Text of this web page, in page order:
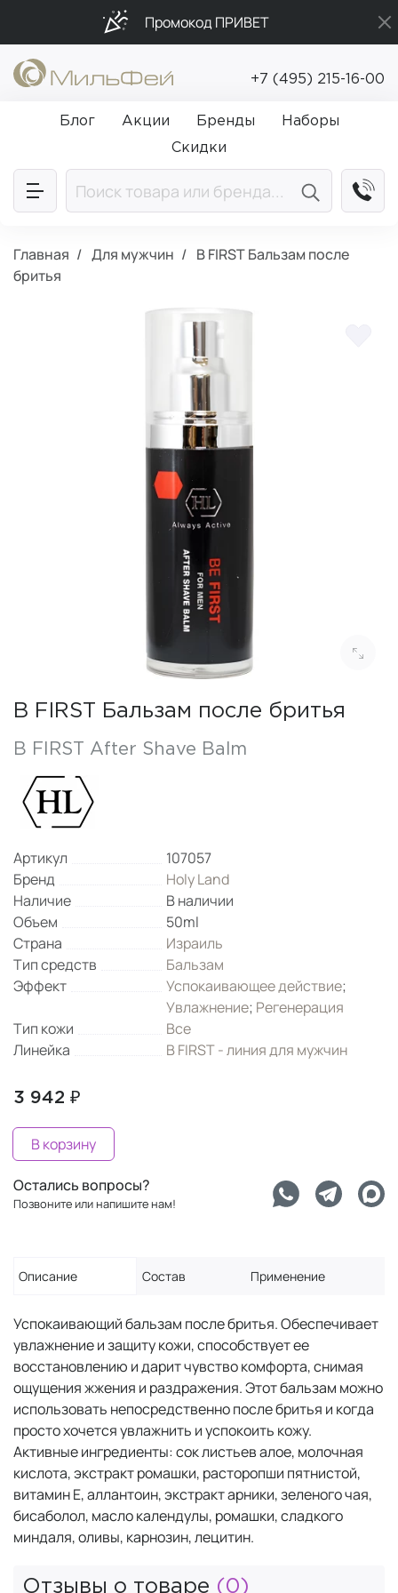
Промокод ПРИВЕТ
Бесплатная доставка от 5 000₽
Подарки в каждый заказ от 5 000₽
+7 (495) 215-16-00
Блог Акции Бренды
Наборы
Скидки
Главная Для мужчин
B FIRST Бальзам после
бритья
B FIRST Бальзам после бритья
B FIRST After Shave Balm
Артикул
107057
Бренд
Holy Land
Наличие
В наличии
Объем
50ml
Страна
Израиль
Тип средств
Бальзам
Эффект
Успокаивающее действие;
Увлажнение; Регенерация
Тип кожи
Все
Линейка
B FIRST - линия для мужчин
3 942 ₽
В корзину
Остались вопросы?
Позвоните или напишите нам!
Описание Состав Применение
Успокаивающий бальзам после бритья. Обеспечивает
увлажнение и защиту кожи, способствует ее
восстановлению и дарит чувство комфорта, снимая
ощущения жжения и раздражения. Этот бальзам можно
использовать непосредственно после бритья и когда
просто хочется увлажнить и успокоить кожу.
Активные ингредиенты: сок листьев алое, молочная
кислота, экстракт ромашки, расторопши пятнистой,
витамин Е, аллантоин, экстракт арники, зеленого чая,
бисаболол, масло календулы, ромашки, сладкого
миндаля, оливы, карнозин, лецитин.
Отзывы о товаре (0)